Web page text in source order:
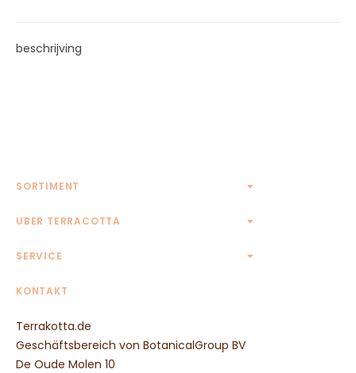
beschrijving
SORTIMENT
Terrakotta Töpfe
Eckige Terrakotta Töpfe
Ovale Terrakotta Töpfe
UBER TERRACOTTA
Kontakt
SERVICE
AGB
Zahlungsmethoden
Transportpreise
KONTAKT
Terrakotta.de
Geschäftsbereich von BotanicalGroup BV
De Oude Molen 10